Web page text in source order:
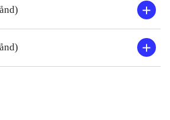
Der er talrige
som F.W. let
sammen.